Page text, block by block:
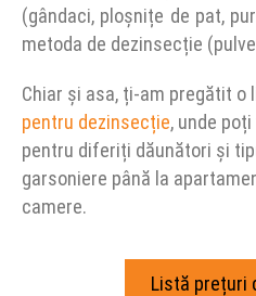
(gândaci, ploșnițe de pat,
metoda de dezinsecție
Chiar și asa, ți-am pregătit o
pentru dezinsecție, unde
pentru diferiți dăunători și
garsoniere până la
camere.
Listă prețuri